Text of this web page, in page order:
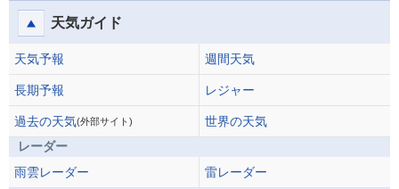
天気ガイド
天気予報 週間天気
長期予報 レジャー
過去の天気(外部サイト)
世界の天気
レーダー
雨雲レーダー
雷レーダー